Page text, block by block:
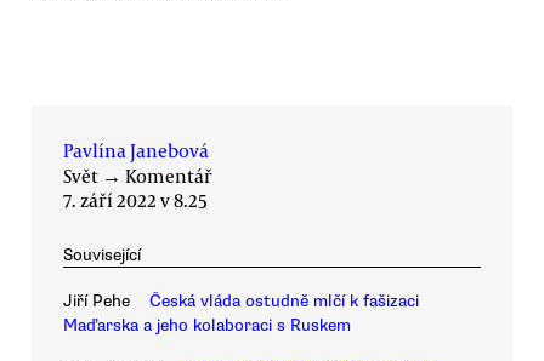
Pavlína Janebová
Svět → Komentář
7. září 2022 v 8.25
Související
Jiří Pehe
Česká vláda ostudně mlčí k fašizaci
Maďarska a jeho kolaboraci s Ruskem